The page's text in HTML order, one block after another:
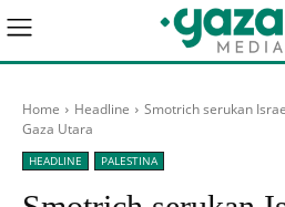
Home Headline
Smotrich serukan
Gaza Utara
HEADLINE PALESTINA